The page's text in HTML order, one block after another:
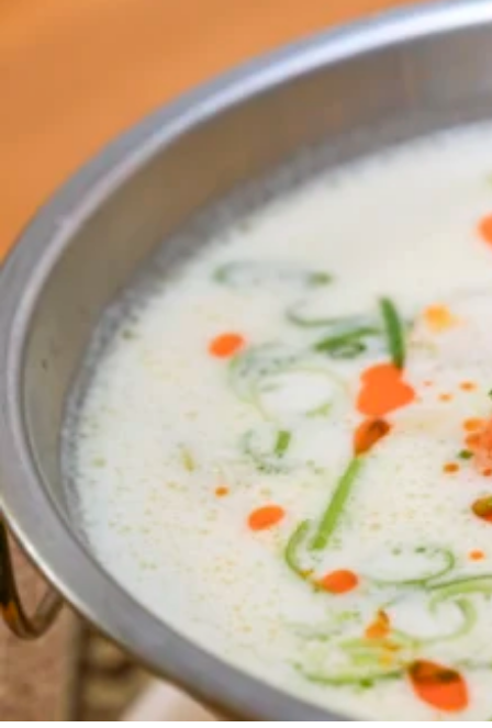
関西で開催。
おすすめの展覧会
おすすめの映画
誠光社で選びました。
おすすめの本
紹介します。
おすすめのイベント